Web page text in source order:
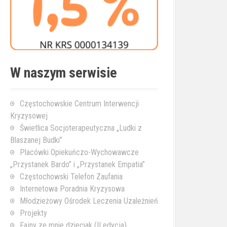
W naszym serwisie
Częstochowskie Centrum Interwencji
Kryzysowej
Świetlica Socjoterapeutyczna „Ludki z
Blaszanej Budki”
Placówki Opiekuńczo-Wychowawcze
„Przystanek Bardo” i „Przystanek Empatia”
Częstochowski Telefon Zaufania
Internetowa Poradnia Kryzysowa
Młodzieżowy Ośrodek Leczenia Uzależnień
Projekty